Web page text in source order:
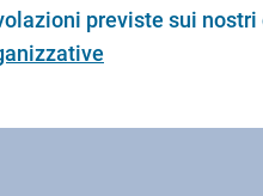
previste sui nostri